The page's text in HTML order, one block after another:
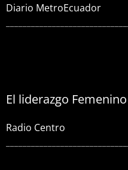
Diario MetroEcuador
El liderazgo
Radio Centro